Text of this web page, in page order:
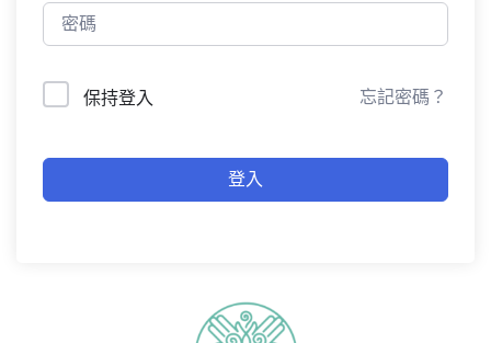
保持登入 忘記密碼？
登入